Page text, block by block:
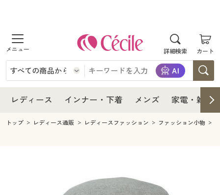
詳細検索 カート
商品を探す
レディース
レディースファッション
インナー・下着
インナー・下着通販すべて
メンズ
レディース インナー・下着 メンズ 家電・雑貨
レディース
レディース通販すべて
レディースファッション
インナー・下着
インナー・下着通販すべて
メンズ
トップ レディース通販 レディースファッション ファッション小物